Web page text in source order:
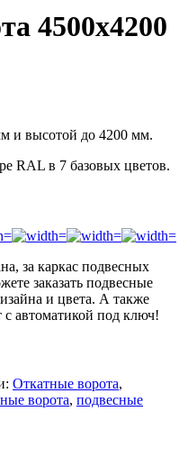
4500х4200
и высотой до 4200 мм.
RAL в 7 базовых цветов.
за каркас подвесных
заказать подвесные
и цвета. А также
с автоматикой под ключ!
Откатные ворота,
ворота, подвесные